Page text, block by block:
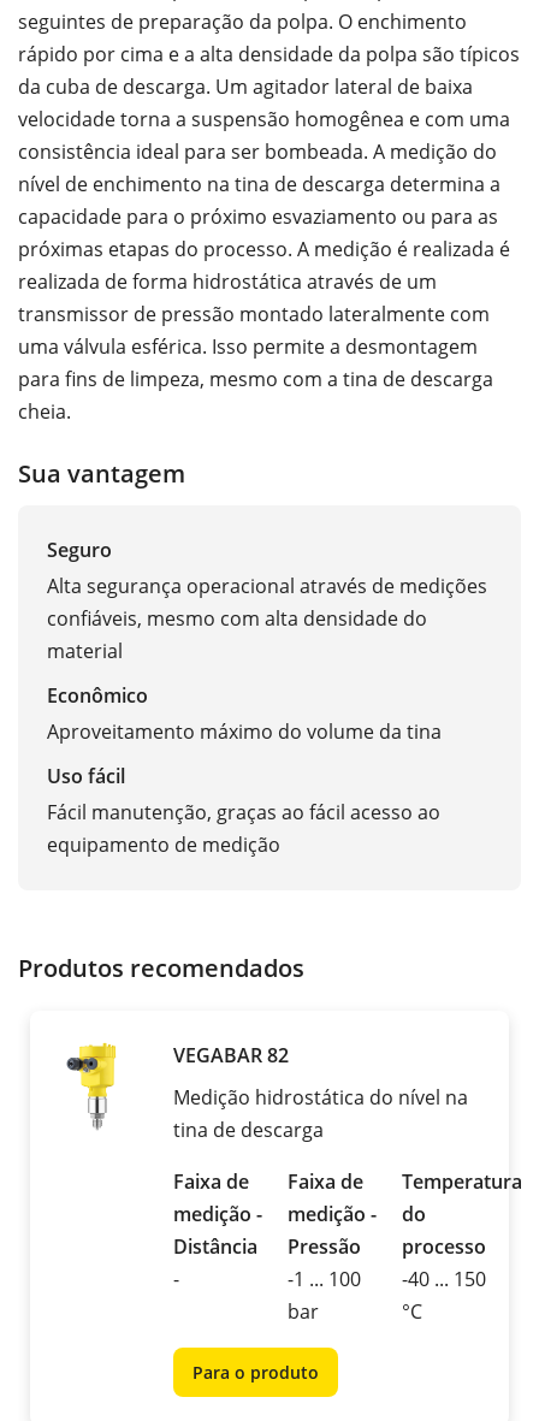
seguintes de preparação da polpa. O enchimento
rápido por cima e a alta densidade da polpa são típicos
da cuba de descarga. Um agitador lateral de baixa
velocidade torna a suspensão homogênea e com uma
consistência ideal para ser bombeada. A medição do
nível de enchimento na tina de descarga determina a
capacidade para o próximo esvaziamento ou para as
próximas etapas do processo. A medição é realizada é
realizada de forma hidrostática através de um
transmissor de pressão montado lateralmente com
uma válvula esférica. Isso permite a desmontagem
para fins de limpeza, mesmo com a tina de descarga
cheia.
Sua vantagem
Seguro
Alta segurança operacional através de medições
confiáveis, mesmo com alta densidade do
material
Econômico
Aproveitamento máximo do volume da tina
Uso fácil
Fácil manutenção, graças ao fácil acesso ao
equipamento de medição
Produtos recomendados
VEGABAR 82
Medição hidrostática do nível na
tina de descarga
Faixa de
medição -
Distância
-
Faixa de
medição -
Pressão
-1 ... 100
bar
Temperatura
do
processo
-40 ... 150
°C
Para o produto